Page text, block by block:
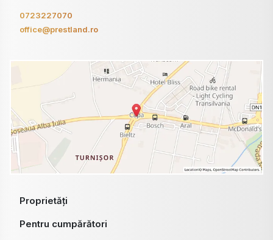
0723227070
office@prestland.ro
Proprietăți
Pentru cumpărători